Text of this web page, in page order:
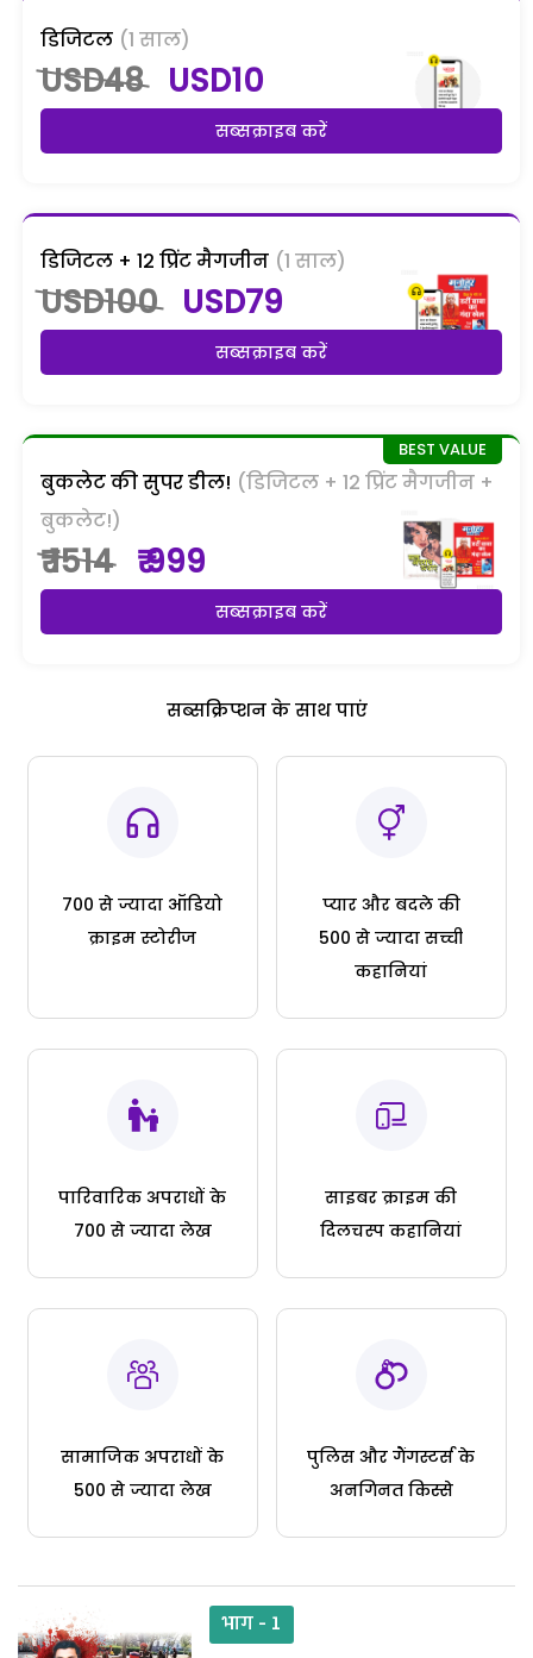
डिजिटल (1 साल)
USD48 USD10
सब्सक्राइब करें
डिजिटल + 12 प्रिंट मैगजीन (1 साल)
USD100 USD79
सब्सक्राइब करें
बुकलेट की सुपर डील! (डिजिटल + 12 प्रिंट मैगजीन +
बुकलेट!)
₹ 1514 ₹ 999
सब्सक्राइब करें
सब्सक्रिप्शन के साथ पाएं
700 से ज्यादा ऑडियो
क्राइम स्टोरीज
प्यार और बदले की
500 से ज्यादा सच्ची
कहानियां
पारिवारिक अपराधों के
700 से ज्यादा लेख
साइबर क्राइम की
दिलचस्प कहानियां
सामाजिक अपराधों के
500 से ज्यादा लेख
पुलिस और गैंगस्टर्स के
अनगिनत किस्से
भाग - 1